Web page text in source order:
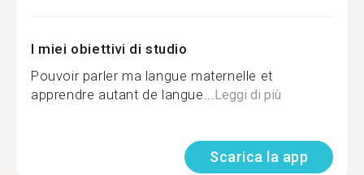
I miei obiettivi di studio
Pouvoir parler ma langue maternelle et
apprendre autant de langue...Leggi di più
Scarica la app